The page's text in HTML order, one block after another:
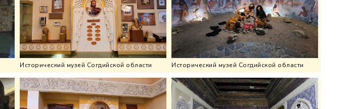
Исторический музей Согдийской области Исторический музей Согдийской области